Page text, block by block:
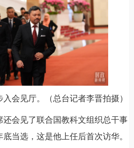
会见厅。（总台记者李晋拍摄）
还会见了联合国教科文组织总干事
当选，这是他上任后首次访华。